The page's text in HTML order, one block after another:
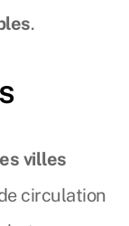
.
villes
circulation